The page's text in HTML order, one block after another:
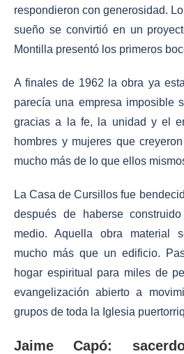
respondieron con generosidad.
sueño se convirtió en un
Montilla presentó los primeros
A finales de 1962 la obra ya
parecía una empresa imposible
gracias a la fe, la unidad y el
hombres y mujeres que
mucho más de lo que ellos
La Casa de Cursillos fue
después de haberse
medio. Aquella obra material
mucho más que un edificio.
hogar espiritual para miles de
evangelización abierto a
grupos de toda la Iglesia
Jaime Capó: